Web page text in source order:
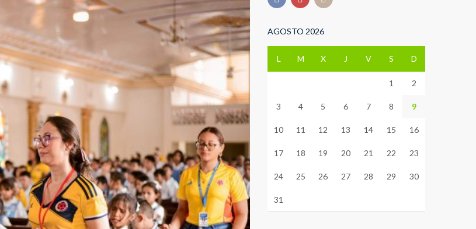
AGOSTO 2026
L M X J V S D
1 2
3 4 5 6 7 8 9
10 11 12 13 14 15 16
17 18 19 20 21 22 23
24 25 26 27 28 29 30
31